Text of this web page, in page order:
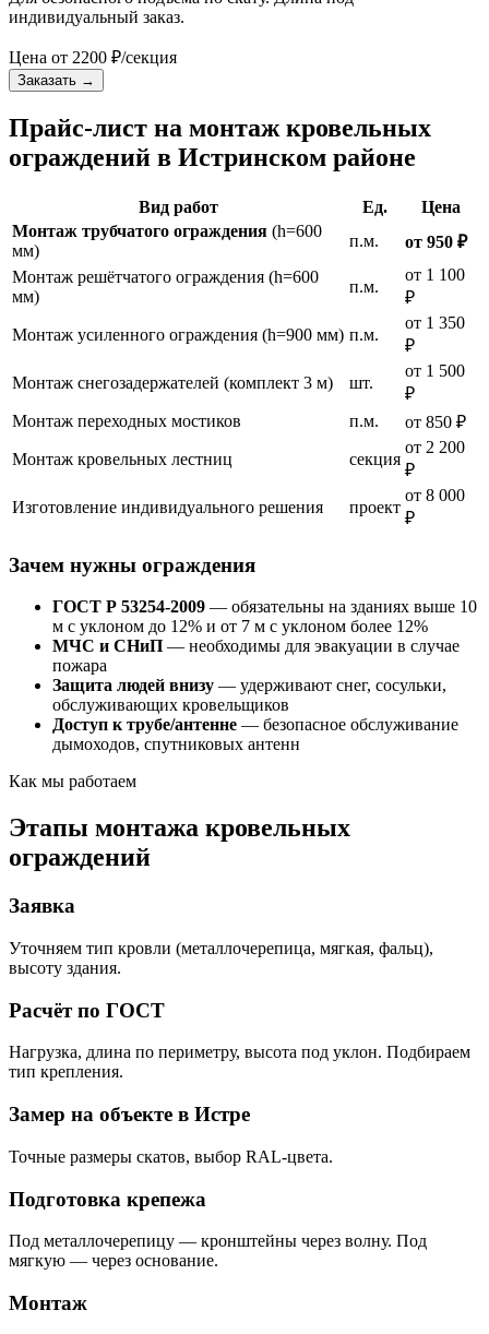
индивидуальный заказ.
Цена от 2200 ₽/секция
Заказать →
Прайс-лист на монтаж кровельных
ограждений в Истринском районе
Вид работ Ед.
Цена
Монтаж трубчатого ограждения (h=600
мм)
п.м.
от 950 ₽
Монтаж решётчатого ограждения (h=600
мм)
п.м.
от 1 100
₽
Монтаж усиленного ограждения (h=900 мм) п.м.
от 1 350
₽
Монтаж снегозадержателей (комплект 3 м)
шт.
от 1 500
₽
Монтаж переходных мостиков
п.м.
от 850 ₽
Монтаж кровельных лестниц
секция
от 2 200
₽
Изготовление индивидуального решения
проект
от 8 000
₽
Зачем нужны ограждения
ГОСТ Р 53254-2009 — обязательны на зданиях выше 10
м с уклоном до 12% и от 7 м с уклоном более 12%
МЧС и СНиП — необходимы для эвакуации в случае
пожара
Защита людей внизу — удерживают снег, сосульки,
обслуживающих кровельщиков
Доступ к трубе/антенне — безопасное обслуживание
дымоходов, спутниковых антенн
Как мы работаем
Этапы монтажа кровельных
ограждений
Заявка
Уточняем тип кровли (металлочерепица, мягкая, фальц),
высоту здания.
Расчёт по ГОСТ
Нагрузка, длина по периметру, высота под уклон. Подбираем
тип крепления.
Замер на объекте в Истре
Точные размеры скатов, выбор RAL-цвета.
Подготовка крепежа
Под металлочерепицу — кронштейны через волну. Под
мягкую — через основание.
Монтаж